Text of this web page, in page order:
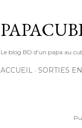
Le blog BD d'un papa au
ACCUEIL SORTIES